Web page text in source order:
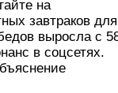
на
завтраков для
выросла с
в соцсетях.